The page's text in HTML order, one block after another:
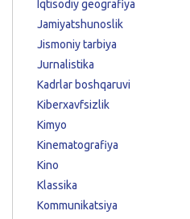
Iqtisodiy geografiya
Jamiyatshunoslik
Jismoniy tarbiya
Jurnalistika
Kadrlar boshqaruvi
Kiberxavfsizlik
Kimyo
Kinematografiya
Kino
Klassika
Kommunikatsiya